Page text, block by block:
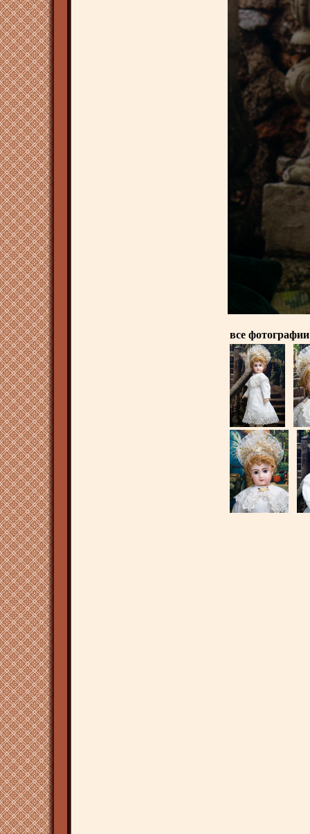
все фотографии